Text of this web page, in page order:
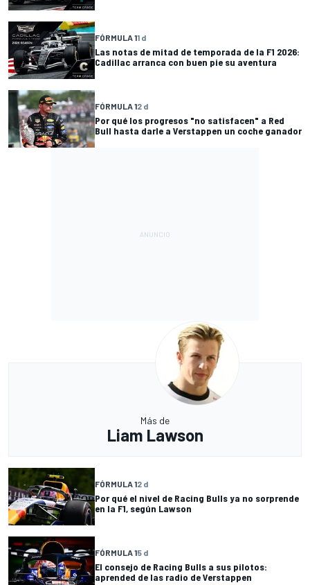
FÓRMULA 11 d
Las notas de mitad de temporada de la F1 2026:
Cadillac arranca con buen pie su aventura
FÓRMULA 12 d
Por qué los progresos "no satisfacen" a Red
Bull hasta darle a Verstappen un coche ganador
Más de
Liam Lawson
FÓRMULA 12 d
Por qué el nivel de Racing Bulls ya no sorprende
en la F1, según Lawson
FÓRMULA 15 d
El consejo de Racing Bulls a sus pilotos:
aprended de las radio de Verstappen